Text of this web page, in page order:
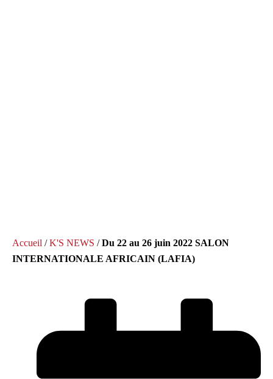
Accueil /K'S NEWS /Du 22 au 26 juin 2022 SALON
INTERNATIONALE AFRICAIN (LAFIA)